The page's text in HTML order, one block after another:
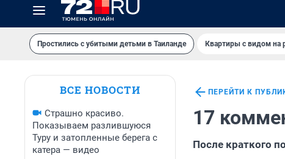
Простились с убитыми детьми в Таиланде Квартиры с видом на
ВСЕ НОВОСТИ
Страшно красиво.
Показываем разлившуюся
Туру и затопленные берега с
катера — видео
ПЕРЕЙТИ К
17
После краткого